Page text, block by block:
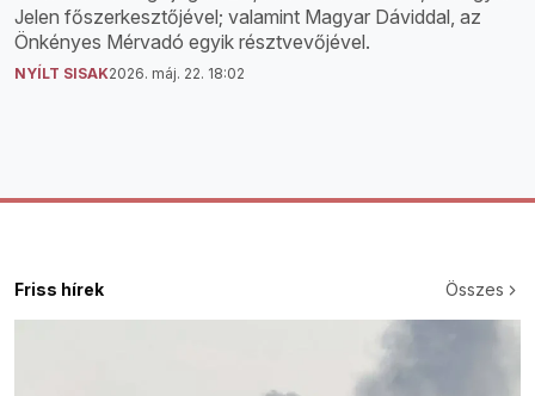
Jelen főszerkesztőjével; valamint Magyar Dáviddal, az
Önkényes Mérvadó egyik résztvevőjével.
NYÍLT SISAK2026. máj. 22. 18:02
Friss hírek Összes